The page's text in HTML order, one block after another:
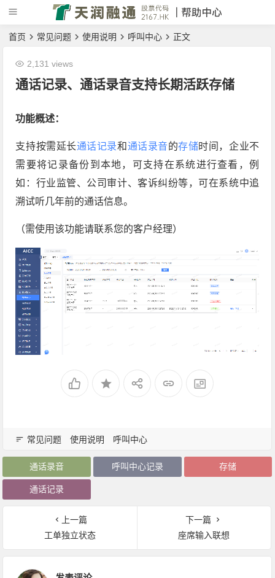
首页 常见问题 使用说明 呼叫中心 正文
通话记录、通话录音支持长期活跃存储
2,131 views
功能概述：
支持按需延长通话记录和通话录音的存储时间，企业不
需要将记录备份到本地，可支持在系统进行查看，例
如：行业监管、公司审计、客诉纠纷等，可在系统中追
溯试听几年前的通话信息。
（需使用该功能请联系您的客户经理）
常见问题 使用说明 呼叫中心
通话录音 呼叫中心记录 存储
通话记录
上一篇
工单独立状态
下一篇
座席输入联想